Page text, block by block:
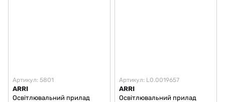
Артикул: 5801
ARRI
Освітлювальний прилад
Артикул: L0.0019657
ARRI
Освітлювальний прилад